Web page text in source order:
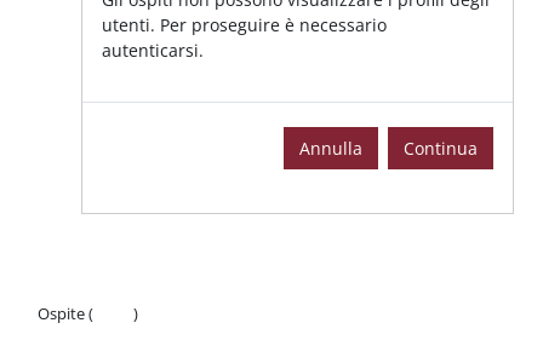
utenti. Per proseguire è necessario
autenticarsi.
Annulla Continua
Ospite (
)